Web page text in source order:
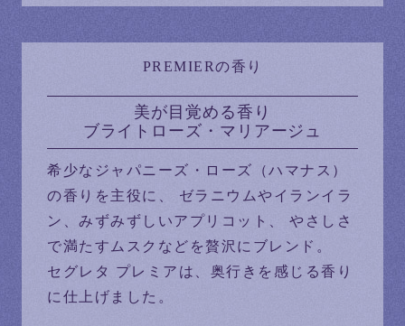
PREMIERの香り
美が目覚める香り
ブライトローズ・マリアージュ
希少なジャパニーズ・ローズ（ハマナス）
の香りを主役に、
ゼラニウムやイランイラ
ン、みずみずしいアプリコット、
やさしさ
で満たすムスクなどを贅沢にブレンド。
セグレタ プレミアは、奥行きを感じる香り
に仕上げました。